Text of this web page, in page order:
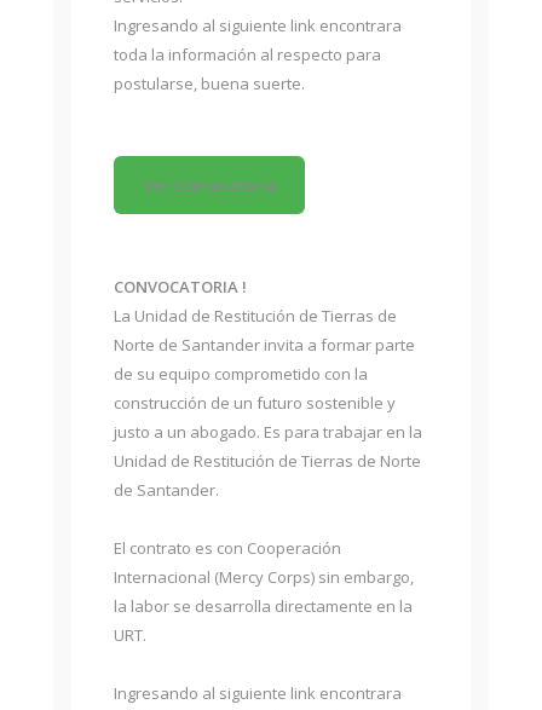
Ingresando al siguiente link encontrara
toda la información al respecto para
postularse, buena suerte.
Ver Convocatoria
CONVOCATORIA !
La Unidad de Restitución de Tierras de
Norte de Santander invita a formar parte
de su equipo comprometido con la
construcción de un futuro sostenible y
justo a un abogado. Es para trabajar en la
Unidad de Restitución de Tierras de Norte
de Santander.
El contrato es con Cooperación
Internacional (Mercy Corps) sin embargo,
la labor se desarrolla directamente en la
URT.
Ingresando al siguiente link encontrara